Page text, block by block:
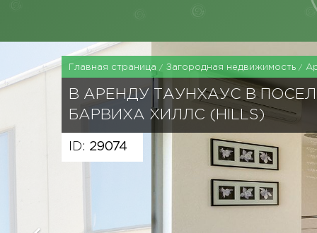
Главная страница Загородная недвижимость
В АРЕНДУ ТАУНХАУС В
БАРВИХА ХИЛЛС (HILLS)
ID: 29074